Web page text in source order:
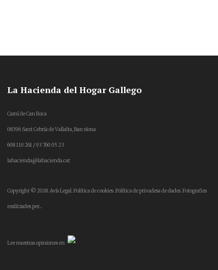
La Hacienda del Hogar Gallego
Camí de Can Roca
08396 Sant Cebrià de Vallalta, Barcelona
608 110 261 / 93 760 05 23
lahacienda@lahacienda.cat
Copyright © 2018.Avís Legal.Política de cookies.Política de privadesa de dades.Fotografies
realitzades per...
Leenuestras opinionesen